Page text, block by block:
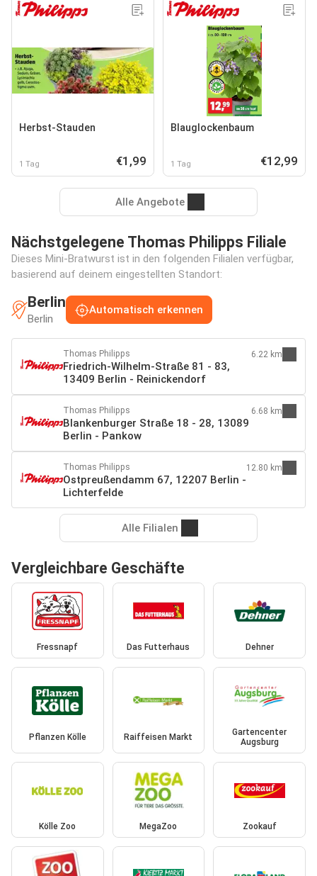
Herbst-Stauden
1 Tag €1,99
Blauglockenbaum
1 Tag €12,99
Alle Angebote
Nächstgelegene Thomas Philipps Filiale
Dieses Mini-Bratwurst ist in den folgenden Filialen verfügbar,
basierend auf deinem eingestellten Standort:
Berlin
Berlin
Automatisch erkennen
Thomas Philipps
Friedrich-Wilhelm-Straße 81 - 83,
13409 Berlin - Reinickendorf
6.22 km
Thomas Philipps
Blankenburger Straße 18 - 28, 13089
Berlin - Pankow
6.68 km
Thomas Philipps
Ostpreußendamm 67, 12207 Berlin -
Lichterfelde
12.80 km
Alle Filialen
Vergleichbare Geschäfte
Fressnapf Das Futterhaus Dehner
Pflanzen Kölle Raiffeisen Markt
Gartencenter
Augsburg
Kölle Zoo MegaZoo Zookauf